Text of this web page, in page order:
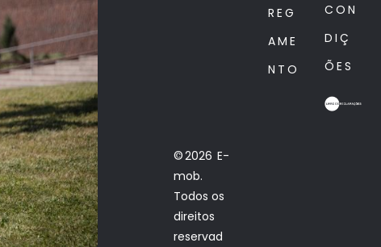
REG
AME
NTO
CON
DIÇ
ÕES
© 2026 E-
mob.
Todos os
direitos
reservad